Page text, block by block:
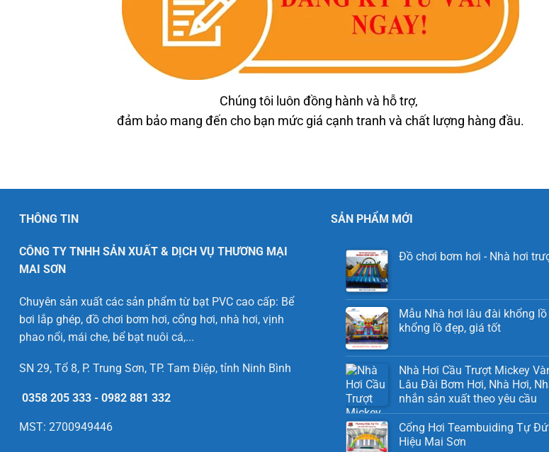
Chúng tôi luôn đồng hành và hỗ trợ,
đảm bảo mang đến cho bạn mức giá cạnh tranh và chất lượng hàng đầu.
THÔNG TIN
CÔNG TY TNHH SẢN XUẤT & DỊCH VỤ THƯƠNG MẠI
MAI SƠN
Chuyên sản xuất các sản phẩm từ bạt PVC cao cấp: Bể
bơi lắp ghép, đồ chơi bơm hơi, cổng hơi, nhà hơi, vịnh
phao nổi, mái che, bể bạt nuôi cá,...
SN 29, Tổ 8, P. Trung Sơn, TP. Tam Điệp, tỉnh Ninh Bình
0358 205 333 - 0982 881 332
MST: 2700949446
SẢN PHẨM MỚI
Đồ chơi bơm hơi - Nhà hơi
Mẫu Nhà hơi lâu đài khổng lồ
khổng lồ đẹp, giá tốt
Nhà Hơi Cầu Trượt Mickey
Lâu Đài Bơm Hơi, Nhà Hơi,
nhắn sản xuất theo yêu cầu
Cổng Hơi Teambuiding Tự
Hiệu Mai Sơn